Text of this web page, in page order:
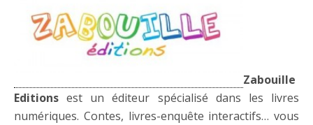
Zabouille
Editions est un éditeur spécialisé dans les livres
numériques. Contes, livres-enquête interactifs… vous